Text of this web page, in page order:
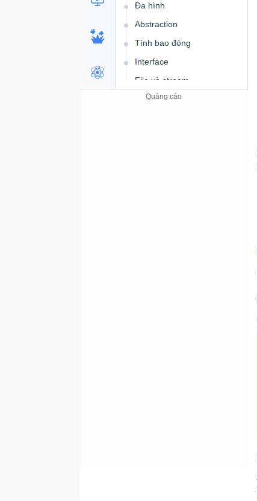
Đa hình
Abstraction
Tính bao đóng
Interface
File và stream
Xử lý ngoại lệ